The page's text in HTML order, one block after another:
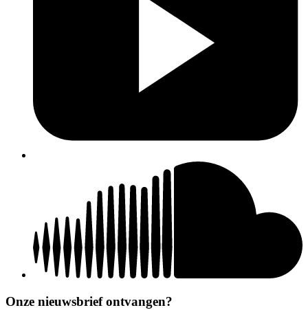
Onze nieuwsbrief ontvangen?